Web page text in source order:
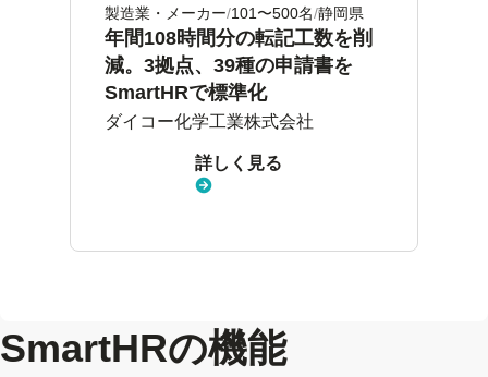
製造業・メーカー 101〜500名 静岡県
年間108時間分の転記工数を削
減。3拠点、39種の申請書を
SmartHRで標準化
ダイコー化学工業株式会社
詳しく見る
SmartHRの機能